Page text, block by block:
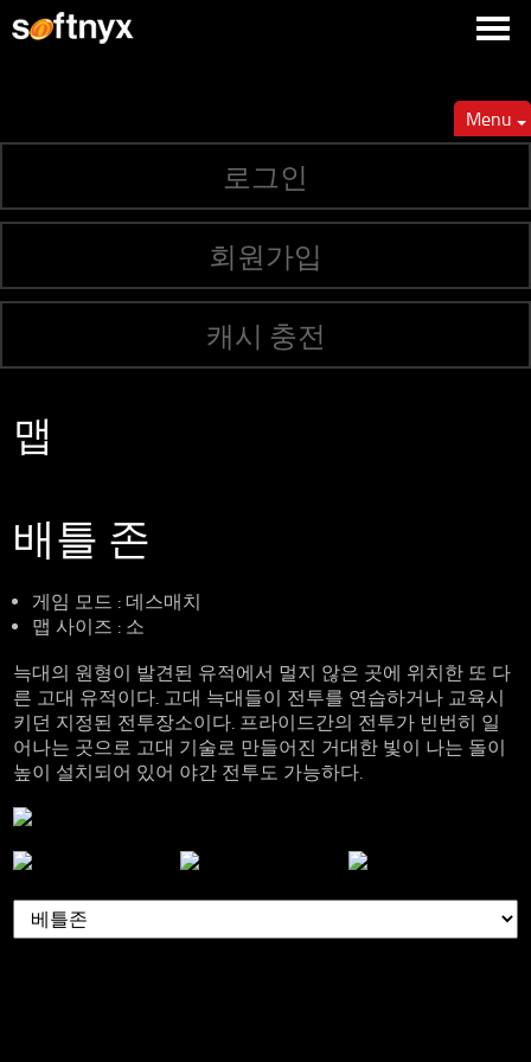
Menu
로그인
회원가입
캐시 충전
맵
배틀 존
게임 모드 : 데스매치
맵 사이즈 : 소
늑대의 원형이 발견된 유적에서 멀지 않은 곳에 위치한 또 다
른 고대 유적이다. 고대 늑대들이 전투를 연습하거나 교육시
키던 지정된 전투장소이다. 프라이드간의 전투가 빈번히 일
어나는 곳으로 고대 기술로 만들어진 거대한 빛이 나는 돌이
높이 설치되어 있어 야간 전투도 가능하다.